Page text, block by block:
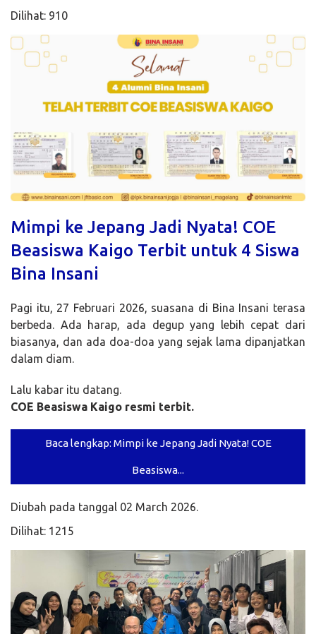
Dilihat: 910
Mimpi ke Jepang Jadi Nyata! COE
Beasiswa Kaigo Terbit untuk 4 Siswa
Bina Insani
Pagi itu, 27 Februari 2026, suasana di Bina Insani terasa
berbeda. Ada harap, ada degup yang lebih cepat dari
biasanya, dan ada doa-doa yang sejak lama dipanjatkan
dalam diam.
Lalu kabar itu datang.
COE Beasiswa Kaigo resmi terbit.
Baca lengkap: Mimpi ke Jepang Jadi Nyata! COE
Beasiswa...
Diubah pada tanggal 02 March 2026.
Dilihat: 1215